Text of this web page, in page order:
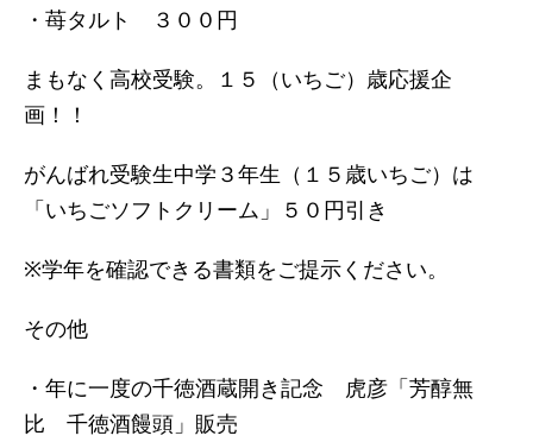
・苺タルト ３００円
まもなく高校受験。１５（いちご）歳応援企
画！！
がんばれ受験生中学３年生（１５歳いちご）は
「いちごソフトクリーム」５０円引き
※学年を確認できる書類をご提示ください。
その他
・年に一度の千徳酒蔵開き記念 虎彦「芳醇無
比 千徳酒饅頭」販売